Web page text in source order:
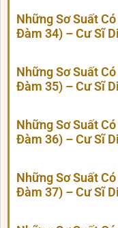
Những Sơ Suất
Đàm 34) – Cư Sĩ
Những Sơ Suất
Đàm 35) – Cư Sĩ
Những Sơ Suất
Đàm 36) – Cư Sĩ
Những Sơ Suất
Đàm 37) – Cư Sĩ